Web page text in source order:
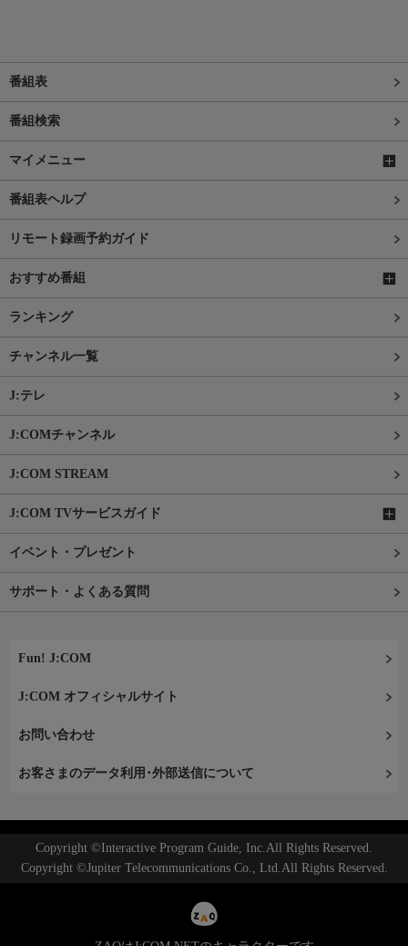
番組表
番組検索
マイメニュー
番組表ヘルプ
リモート録画予約ガイド
おすすめ番組
ランキング
チャンネル一覧
J:テレ
J:COMチャンネル
J:COM STREAM
J:COM TVサービスガイド
イベント・プレゼント
サポート・よくある質問
Fun! J:COM
J:COM オフィシャルサイト
お問い合わせ
お客さまのデータ利用･外部送信について
Copyright ©Interactive Program Guide, Inc.All Rights Reserved.
Copyright ©Jupiter Telecommunications Co., Ltd.All Rights Reserved.